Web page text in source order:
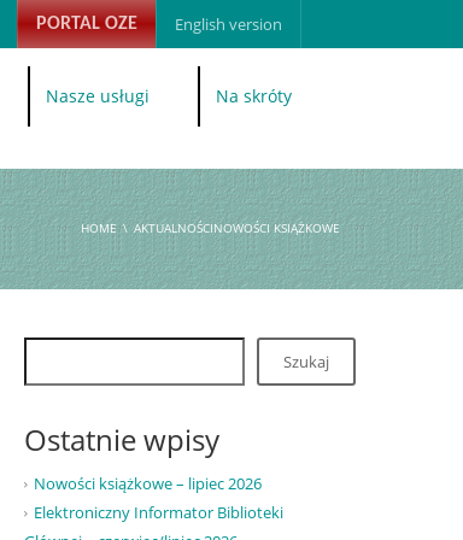
PORTAL OZE English version
Nasze usługi Na skróty
HOME AKTUALNOŚCINOWOŚCI KSIĄŻKOWE
Szukaj
Ostatnie wpisy
Nowości książkowe – lipiec 2026
Elektroniczny Informator Biblioteki